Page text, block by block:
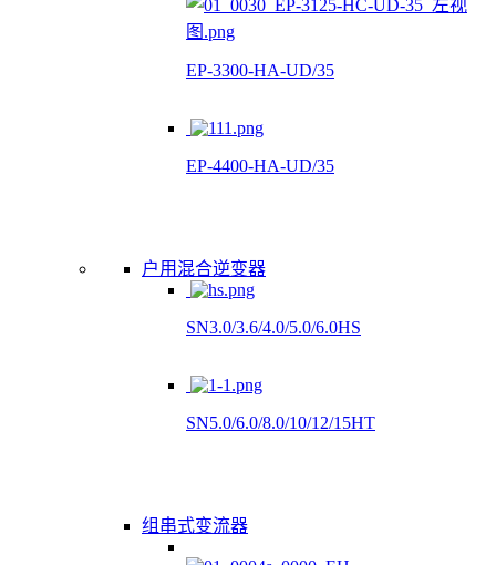
EP-3300-HA-UD/35
EP-4400-HA-UD/35
户用混合逆变器
SN3.0/3.6/4.0/5.0/6.0HS
SN5.0/6.0/8.0/10/12/15HT
组串式变流器